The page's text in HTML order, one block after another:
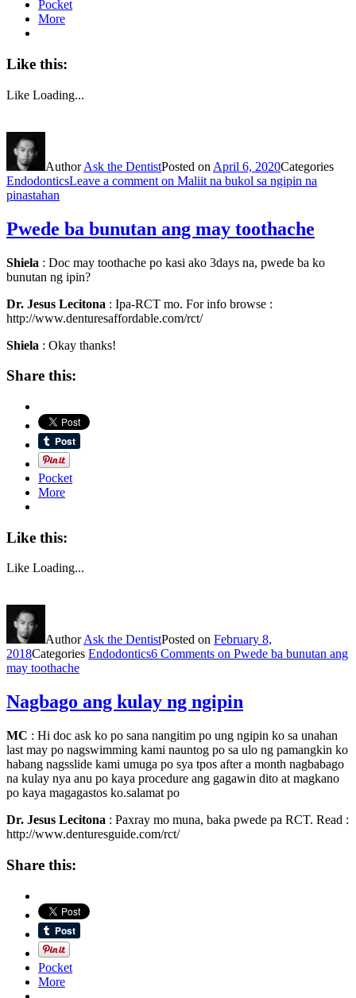
Pocket
More
Like this:
Like Loading...
AuthorAsk the DentistPosted on April 6, 2020Categories
EndodonticsLeave a comment on Maliit na bukol sa ngipin na
pinastahan
Pwede ba bunutan ang may toothache
Shiela : Doc may toothache po kasi ako 3days na, pwede ba ko
bunutan ng ipin?
Dr. Jesus Lecitona : Ipa-RCT mo. For info browse :
http://www.denturesaffordable.com/rct/
Shiela : Okay thanks!
Share this:
Pocket
More
Like this:
Like Loading...
AuthorAsk the DentistPosted on February 8,
2018Categories Endodontics6 Comments on Pwede ba bunutan ang
may toothache
Nagbago ang kulay ng ngipin
MC : Hi doc ask ko po sana nangitim po ung ngipin ko sa unahan
last may po nagswimming kami nauntog po sa ulo ng pamangkin ko
habang nagsslide kami umuga po sya tpos after a month nagbabago
na kulay nya anu po kaya procedure ang gagawin dito at magkano
po kaya magagastos ko.salamat po
Dr. Jesus Lecitona : Paxray mo muna, baka pwede pa RCT. Read :
http://www.denturesguide.com/rct/
Share this:
Pocket
More